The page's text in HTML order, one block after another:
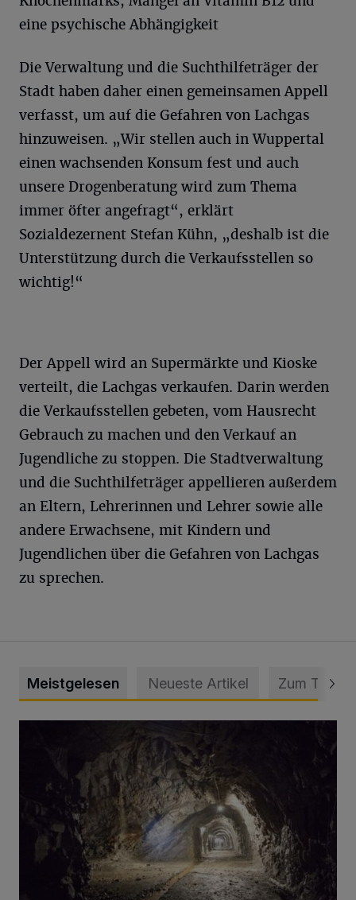
eine psychische Abhängigkeit
Die Verwaltung und die Suchthilfeträger der
Stadt haben daher einen gemeinsamen Appell
verfasst, um auf die Gefahren von Lachgas
hinzuweisen. „Wir stellen auch in Wuppertal
einen wachsenden Konsum fest und auch
unsere Drogenberatung wird zum Thema
immer öfter angefragt“, erklärt
Sozialdezernent Stefan Kühn, „deshalb ist die
Unterstützung durch die Verkaufsstellen so
wichtig!“
Der Appell wird an Supermärkte und Kioske
verteilt, die Lachgas verkaufen. Darin werden
die Verkaufsstellen gebeten, vom Hausrecht
Gebrauch zu machen und den Verkauf an
Jugendliche zu stoppen. Die Stadtverwaltung
und die Suchthilfeträger appellieren außerdem
an Eltern, Lehrerinnen und Lehrer sowie alle
andere Erwachsene, mit Kindern und
Jugendlichen über die Gefahren von Lachgas
zu sprechen.
Meistgelesen Neueste Artikel Zum Thema